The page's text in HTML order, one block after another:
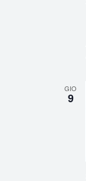
GIO
9